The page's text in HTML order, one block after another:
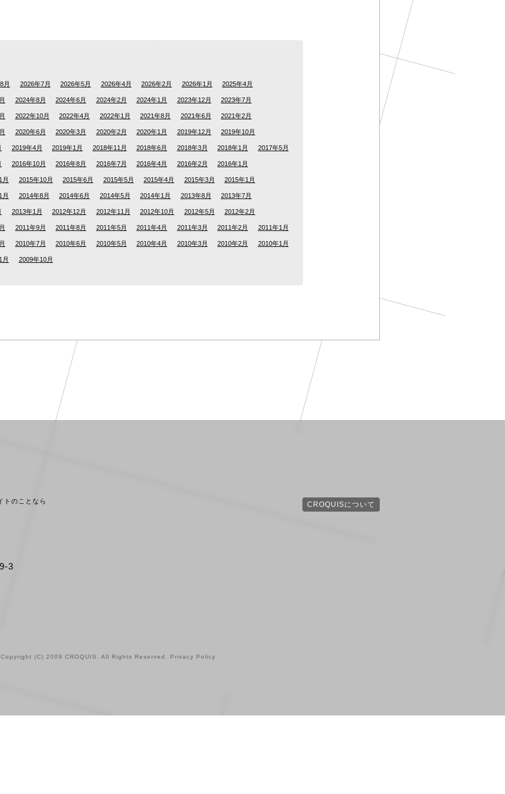
月 2026年7月 2026年5月 2026年4月 2026年2月 2026年1月 2025年4月
2024年8月 2024年6月 2024年2月 2024年1月 2023年12月 2023年7月
2022年10月 2022年4月 2022年1月 2021年8月 2021年6月 2021年2月
2020年6月 2020年3月 2020年2月 2020年1月 2019年12月 2019年10月
2019年4月 2019年1月 2018年11月 2018年6月 2018年3月 2018年1月 2017年5月
2016年10月 2016年8月 2016年7月 2016年4月 2016年2月 2016年1月
月 2015年10月 2015年6月 2015年5月 2015年4月 2015年3月 2015年1月
月 2014年8月 2014年6月 2014年5月 2014年1月 2013年8月 2013年7月
2013年1月 2012年12月 2012年11月 2012年10月 2012年5月 2012年2月
2011年9月 2011年8月 2011年5月 2011年4月 2011年3月 2011年2月 2011年1月
2010年7月 2010年6月 2010年5月 2010年4月 2010年3月 2010年2月 2010年1月
月 2009年10月
CROQUISについて
トのことなら
3
Copyright (C) 2009 CROQUIS. All Rights Reserved. Privacy Policy